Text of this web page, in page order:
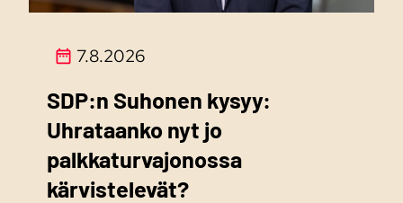
7.8.2026
SDP:n Suhonen kysyy:
Uhrataanko nyt jo
palkkaturvajonossa
kärvistelevät?